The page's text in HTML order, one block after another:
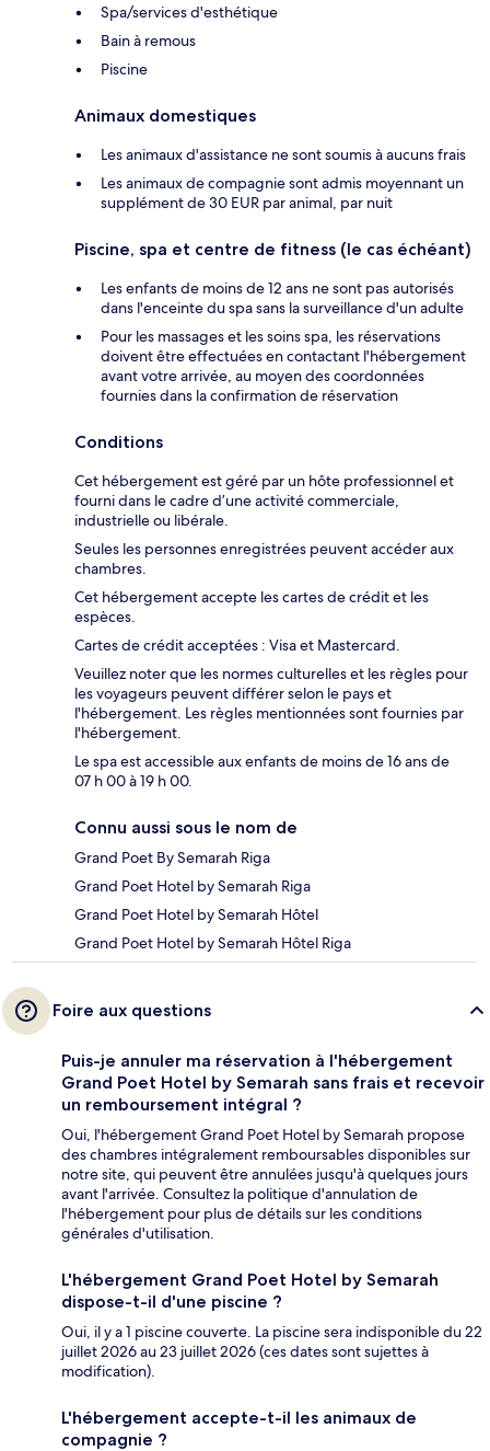
Spa/services d'esthétique
Bain à remous
Piscine
Animaux domestiques
Les animaux d'assistance ne sont soumis à aucuns frais
Les animaux de compagnie sont admis moyennant un
supplément de 30 EUR par animal, par nuit
Piscine, spa et centre de fitness (le cas échéant)
Les enfants de moins de 12 ans ne sont pas autorisés
dans l'enceinte du spa sans la surveillance d'un adulte
Pour les massages et les soins spa, les réservations
doivent être effectuées en contactant l'hébergement
avant votre arrivée, au moyen des coordonnées
fournies dans la confirmation de réservation
Conditions
Cet hébergement est géré par un hôte professionnel et
fourni dans le cadre d’une activité commerciale,
industrielle ou libérale.
Seules les personnes enregistrées peuvent accéder aux
chambres.
Cet hébergement accepte les cartes de crédit et les
espèces.
Cartes de crédit acceptées : Visa et Mastercard.
Veuillez noter que les normes culturelles et les règles pour
les voyageurs peuvent différer selon le pays et
l'hébergement. Les règles mentionnées sont fournies par
l'hébergement.
Le spa est accessible aux enfants de moins de 16 ans de
07 h 00 à 19 h 00.
Connu aussi sous le nom de
Grand Poet By Semarah Riga
Grand Poet Hotel by Semarah Riga
Grand Poet Hotel by Semarah Hôtel
Grand Poet Hotel by Semarah Hôtel Riga
Foire aux questions
Puis-je annuler ma réservation à l'hébergement
Grand Poet Hotel by Semarah sans frais et recevoir
un remboursement intégral ?
Oui, l'hébergement Grand Poet Hotel by Semarah propose
des chambres intégralement remboursables disponibles sur
notre site, qui peuvent être annulées jusqu'à quelques jours
avant l'arrivée. Consultez la politique d'annulation de
l'hébergement pour plus de détails sur les conditions
générales d'utilisation.
L'hébergement Grand Poet Hotel by Semarah
dispose-t-il d'une piscine ?
Oui, il y a 1 piscine couverte. La piscine sera indisponible du 22
juillet 2026 au 23 juillet 2026 (ces dates sont sujettes à
modification).
L'hébergement accepte-t-il les animaux de
compagnie ?